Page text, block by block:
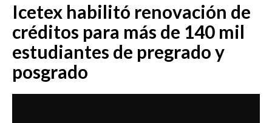
EMISIÓN 7:00 PM
Icetex habilitó renovación de
créditos para más de 140 mil
estudiantes de pregrado y
posgrado